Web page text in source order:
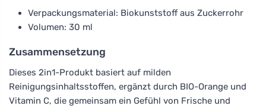
Verpackungsmaterial: Biokunststoff aus Zuckerrohr
Volumen: 30 ml
Zusammensetzung
Dieses 2in1-Produkt basiert auf milden
Reinigungsinhaltsstoffen, ergänzt durch BIO-Orange und
Vitamin C, die gemeinsam ein Gefühl von Frische und